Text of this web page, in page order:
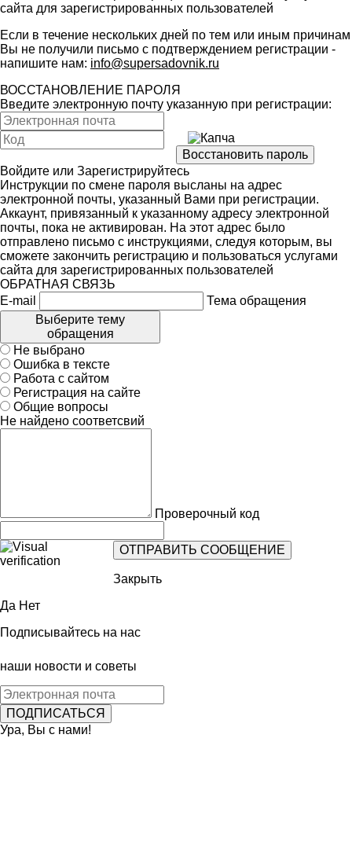
сайта для зарегистрированных пользователей
Если в течение нескольких дней по тем или иным причинам
Вы не получили письмо с подтверждением регистрации -
напишите нам: info@supersadovnik.ru
ВОССТАНОВЛЕНИЕ ПАРОЛЯ
Введите электронную почту указанную при регистрации:
Войдите или Зарегистрируйтесь
Инструкции по смене пароля высланы на адрес
электронной почты, указанный Вами при регистрации.
Аккаунт, привязанный к указанному адресу электронной
почты, пока не активирован. На этот адрес было
отправлено письмо с инструкциями, следуя которым, вы
сможете закончить регистрацию и пользоваться услугами
сайта для зарегистрированных пользователей
ОБРАТНАЯ СВЯЗЬ
E-mail
Тема обращения
Выберите тему
обращения
Не выбрано
Ошибка в тексте
Работа с сайтом
Регистрация на сайте
Общие вопросы
Не найдено соответсвий
Проверочный код
Закрыть
Да Нет
Подписывайтесь на нас
наши новости и советы
Ура, Вы с нами!